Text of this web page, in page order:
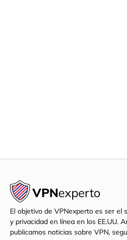
VPNexperto
El objetivo de VPNexperto es ser el
y privacidad en línea en los EE.UU.
publicamos noticias sobre VPN,